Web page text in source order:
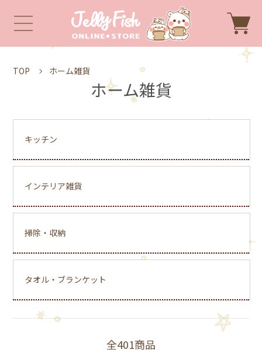
TOP ホーム雑貨
ホーム雑貨
キッチン
インテリア雑貨
掃除・収納
タオル・ブランケット
全401商品